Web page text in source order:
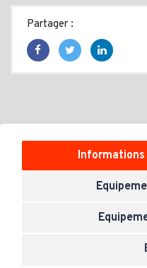
Partager :